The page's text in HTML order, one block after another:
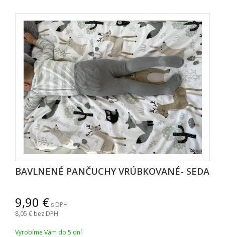
BAVLNENÉ PANČUCHY VRÚBKOVANÉ- SEDA
9,90
s DPH
8,05 bez DPH
Vyrobíme Vám do 5 dní